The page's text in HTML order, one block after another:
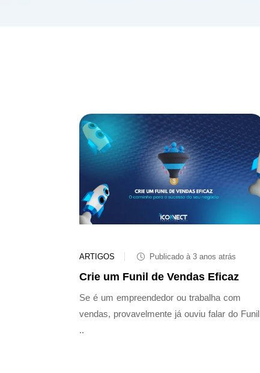
ARTIGOS Publicado à 3 anos atrás
Crie um Funil de Vendas Eficaz
Se é um empreendedor ou trabalha com
vendas, provavelmente já ouviu falar do Funil
..